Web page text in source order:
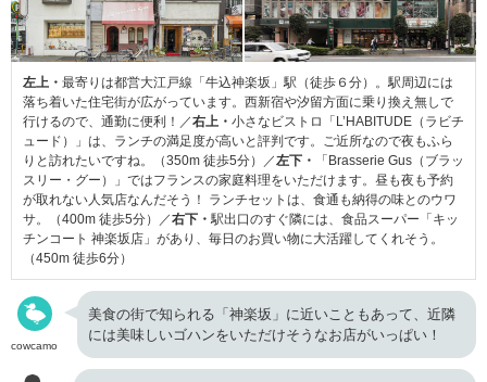
左上・ 最寄りは都営大江戸線「牛込神楽坂」駅（徒歩６分）。駅周辺には
落ち着いた住宅街が広がっています。西新宿や汐留方面に乗り換え無しで
行けるので、通勤に便利！／右上・ 小さなビストロ「L’HABITUDE（ラビチ
ュード）」は、ランチの満足度が高いと評判です。ご近所なので夜もふら
りと訪れたいですね。（350m 徒歩5分）／左下・
「Brasserie Gus（ブラッ
スリー・グー）」ではフランスの家庭料理をいただけます。昼も夜も予約
が取れない人気店なんだそう！ ランチセットは、食通も納得の味とのウワ
サ。（400m 徒歩5分）／右下・駅出口のすぐ隣には、食品スーパー「キッ
チンコート 神楽坂店」があり、毎日のお買い物に大活躍してくれそう。
（450m 徒歩6分）
cowcamo
美食の街で知られる「神楽坂」に近いこともあって、近隣
には美味しいゴハンをいただけそうなお店がいっぱい！